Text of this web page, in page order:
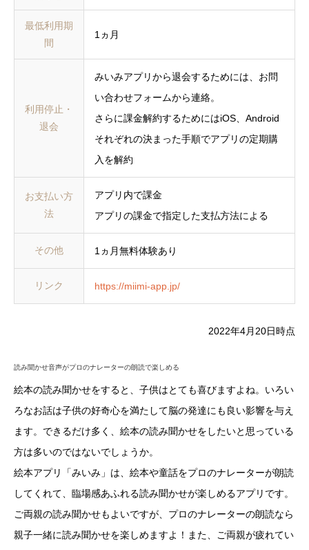
最低利用期
間
1ヵ月
利用停止・
退会
みいみアプリから退会するためには、お問
い合わせフォームから連絡。
さらに課金解約するためにはiOS、Android
それぞれの決まった手順でアプリの定期購
入を解約
お支払い方
法
アプリ内で課金
アプリの課金で指定した支払方法による
その他 1ヵ月無料体験あり
リンク https://miimi-app.jp/
2022年4月20日時点
読み聞かせ音声がプロのナレーターの朗読で楽しめる
絵本の読み聞かせをすると、子供はとても喜びますよね。いろい
ろなお話は子供の好奇心を満たして脳の発達にも良い影響を与え
ます。できるだけ多く、絵本の読み聞かせをしたいと思っている
方は多いのではないでしょうか。
絵本アプリ「みいみ」は、絵本や童話をプロのナレーターが朗読
してくれて、臨場感あふれる読み聞かせが楽しめるアプリです。
ご両親の読み聞かせもよいですが、プロのナレーターの朗読なら
親子一緒に読み聞かせを楽しめますよ！また、ご両親が疲れてい